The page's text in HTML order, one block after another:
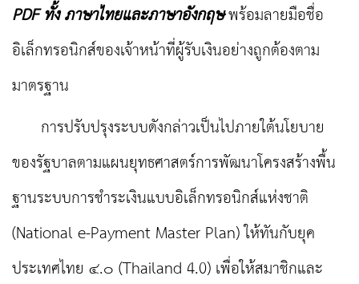
PDF ทั้งภาษาไทยและภาษาอังกฤษพร้อมลายมือชื่อ
อิเล็กทรอนิกส์ของเจ้าหน้าที่ผู้รับเงินอย่างถูกต้องตาม
มาตรฐาน
การปรับปรุงระบบดังกล่าวเป็นไปภายใต้นโยบาย
ของรัฐบาลตามแผนยุทธศาสตร์การพัฒนาโครงสร้างพื้น
ฐานระบบการชำระเงินแบบอิเล็กทรอนิกส์แห่งชาติ
(National e-Payment Master Plan)ให้ทันกับยุค
ประเทศไทย ๔.๐ (Thailand 4.0) เพื่อให้สมาชิกและ